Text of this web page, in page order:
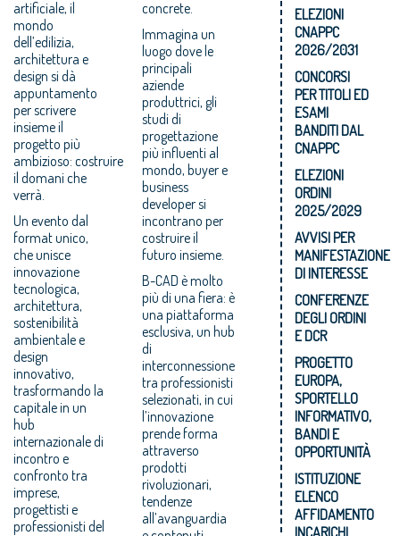
artificiale, il
mondo
dell’edilizia,
architettura e
design si dà
appuntamento
per scrivere
insieme il
progetto più
ambizioso: costruire
il domani che
verrà.
Un evento dal
format unico,
che unisce
innovazione
tecnologica,
architettura,
sostenibilità
ambientale e
design
innovativo,
trasformando la
capitale in un
hub
internazionale di
incontro e
confronto tra
imprese,
progettisti e
professionisti del
concrete.
Immagina un
luogo dove le
principali
aziende
produttrici, gli
studi di
progettazione
più influenti al
mondo, buyer e
business
developer si
incontrano per
costruire il
futuro insieme.
B-CAD è molto
più di una fiera: è
una piattaforma
esclusiva, un hub
di
interconnessione
tra professionisti
selezionati, in cui
l’innovazione
prende forma
attraverso
prodotti
rivoluzionari,
tendenze
all’avanguardia
ELEZIONI
CNAPPC
2026/2031
CONCORSI
PER TITOLI ED
ESAMI
BANDITI DAL
CNAPPC
ELEZIONI
ORDINI
2025/2029
AVVISI PER
MANIFESTAZIONE
DI INTERESSE
CONFERENZE
DEGLI ORDINI
E DCR
PROGETTO
EUROPA,
SPORTELLO
INFORMATIVO,
BANDI E
OPPORTUNITÀ
ISTITUZIONE
ELENCO
AFFIDAMENTO
INCARICHI